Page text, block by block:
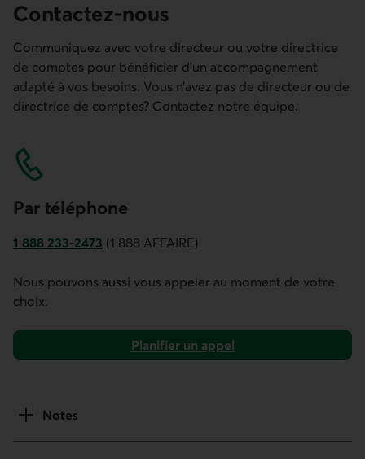
Contactez-nous
Communiquez avec votre directeur ou votre directrice
de comptes pour bénéficier d’un accompagnement
adapté à vos besoins. Vous n’avez pas de directeur ou de
directrice de comptes? Contactez notre équipe.
Par télé­phone
1 888 233-2473 (1 888 AFFAIRE)
Nous pouvons aussi vous appeler au moment de votre
choix.
Planifier un appel
Notes